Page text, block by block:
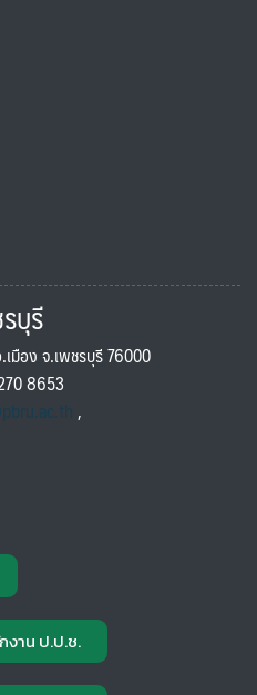
บุรี
มือง จ.เพชรบุรี 76000
8653
,
งาน ป.ป.ช.